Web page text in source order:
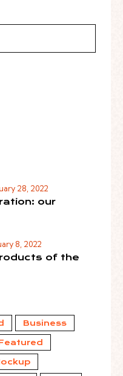
28, 2022
our
8, 2022
of the
Business